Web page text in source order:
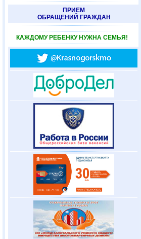
ПРИЕМ
ОБРАЩЕНИЙ ГРАЖДАН
КАЖДОМУ РЕБЕНКУ НУЖНА СЕМЬЯ!